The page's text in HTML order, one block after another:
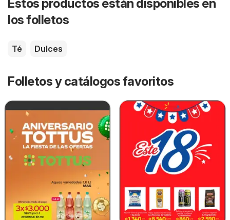
Estos productos están disponibles en
los folletos
Té Dulces
Folletos y catálogos favoritos